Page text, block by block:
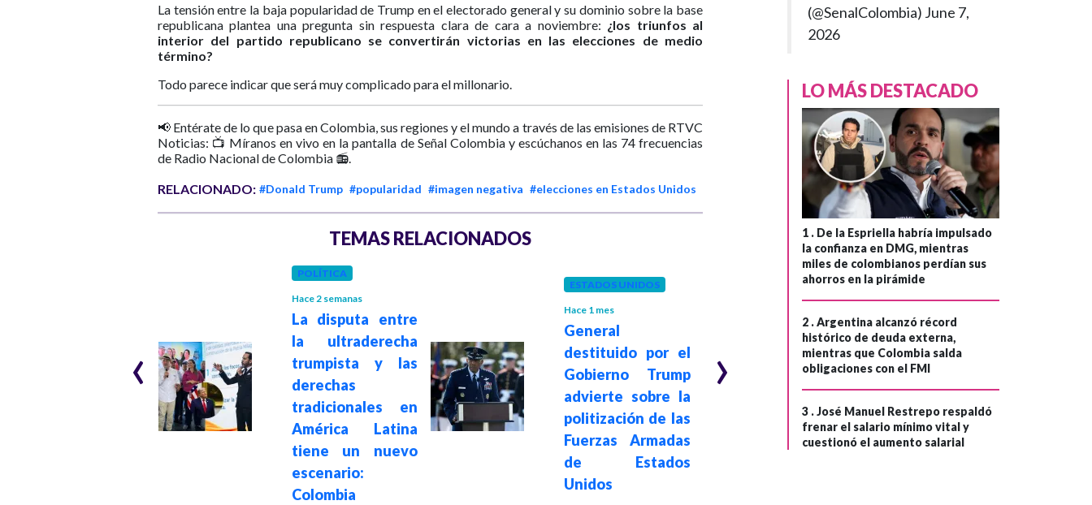
La tensión entre la baja popularidad de Trump en el electorado general y su dominio sobre la base
republicana plantea una pregunta sin respuesta clara de cara a noviembre: ¿los triunfos al
interior del partido republicano se convertirán victorias en las elecciones de medio
término?
Todo parece indicar que será muy complicado para el millonario.
📢 Entérate de lo que pasa en Colombia, sus regiones y el mundo a través de las emisiones de RTVC
Noticias: 📺 Míranos en vivo en la pantalla de Señal Colombia y escúchanos en las 74 frecuencias
de Radio Nacional de Colombia 📻.
RELACIONADO: #Donald Trump #popularidad #imagen negativa #elecciones en Estados Unidos
TEMAS RELACIONADOS
Trump a Europa:
POLÍTICA
Hace 2 semanas
La disputa entre
la ultraderecha
trumpista y las
derechas
tradicionales en
América Latina
tiene un nuevo
escenario:
Colombia
ESTADOS UNIDOS
Hace 1 mes
General
destituido por el
Gobierno Trump
advierte sobre la
politización de las
Fuerzas Armadas
de Estados
Unidos
INTERNACIONAL
Cincuenta
eurodiputados
exigen a la FIFA
investigar el
polémico "Premio
de la Paz"
‹ ›
(@SenalColombia) June 7,
2026
LO MÁS DESTACADO
1 . De la Espriella habría impulsado
la confianza en DMG, mientras
miles de colombianos perdían sus
ahorros en la pirámide
2 .Argentina alcanzó récord
histórico de deuda externa,
mientras que Colombia salda
obligaciones con el FMI
3 .José Manuel Restrepo respaldó
frenar el salario mínimo vital y
cuestionó el aumento salarial